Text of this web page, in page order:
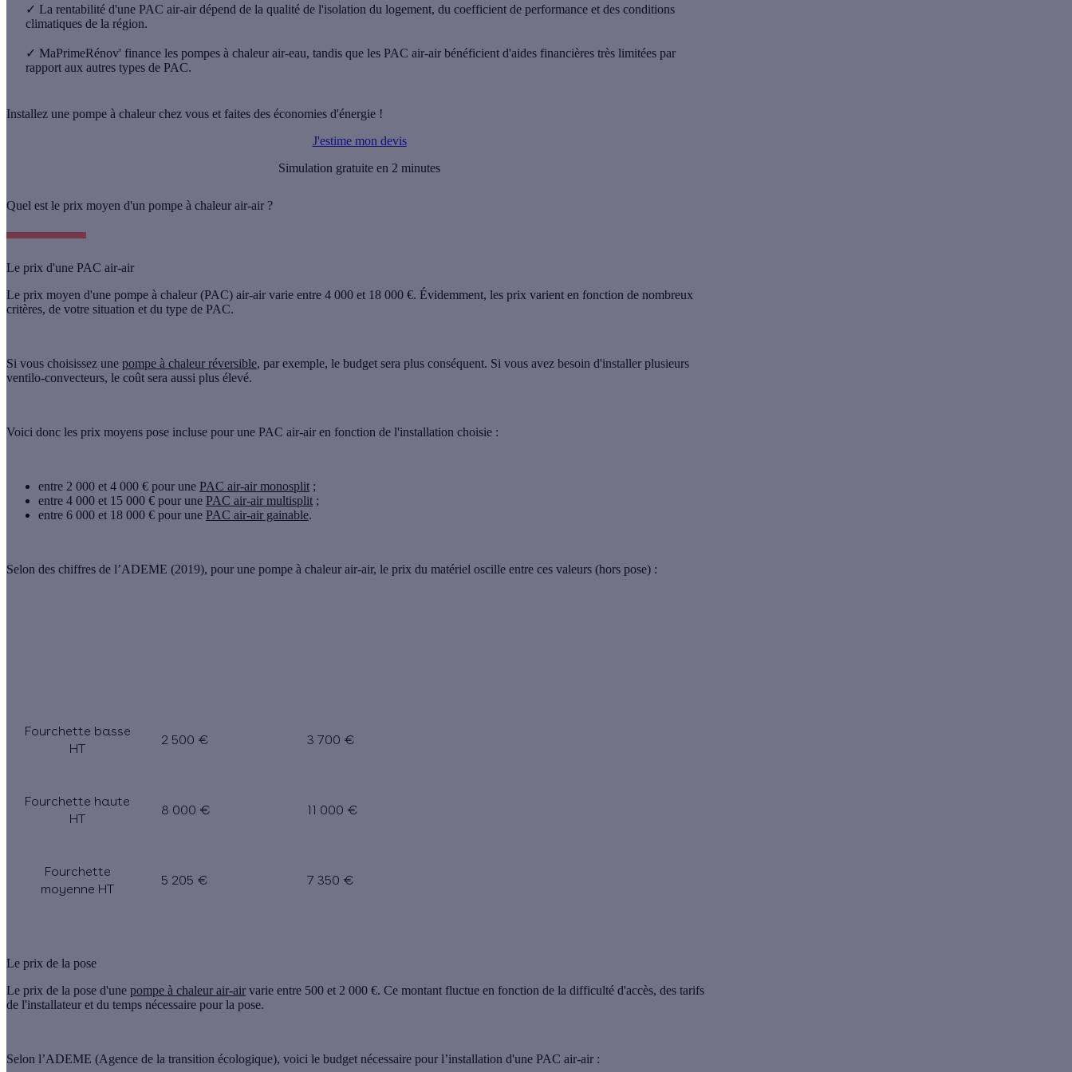
✓ La rentabilité d'une PAC air-air dépend de la qualité de l'isolation du logement, du coefficient de performance et des conditions
climatiques de la région.
✓ MaPrimeRénov' finance les pompes à chaleur air-eau, tandis que les PAC air-air bénéficient d'aides financières très limitées par
rapport aux autres types de PAC.
Installez une pompe à chaleur chez vous et faites des économies d'énergie !
J'estime mon devis
Simulation gratuite en 2 minutes
Quel est le prix moyen d'un pompe à chaleur air-air ?
Le prix d'une PAC air-air
Le prix moyen d'une pompe à chaleur (PAC) air-air varie entre 4 000 et 18 000 €. Évidemment, les prix varient en fonction de nombreux
critères, de votre situation et du type de PAC.
Si vous choisissez une pompe à chaleur réversible, par exemple, le budget sera plus conséquent. Si vous avez besoin d'installer plusieurs
ventilo-convecteurs, le coût sera aussi plus élevé.
Voici donc les prix moyens pose incluse pour une PAC air-air en fonction de l'installation choisie :
entre 2 000 et 4 000 € pour une PAC air-air monosplit ;
entre 4 000 et 15 000 € pour une PAC air-air multisplit ;
entre 6 000 et 18 000 € pour une PAC air-air gainable.
Selon des chiffres de l’ADEME (2019), pour une pompe à chaleur air-air, le prix du matériel oscille entre ces valeurs (hors pose) :
Fourchette basse
HT
2 500 € 3 700 €
Fourchette haute
HT
8 000 € 11 000 €
Fourchette
moyenne HT
5 205 € 7 350 €
Le prix de la pose
Le prix de la pose d'une pompe à chaleur air-air varie entre 500 et 2 000 €. Ce montant fluctue en fonction de la difficulté d'accès, des tarifs
de l'installateur et du temps nécessaire pour la pose.
Selon l’ADEME (Agence de la transition écologique), voici le budget nécessaire pour l’installation d'une PAC air-air :